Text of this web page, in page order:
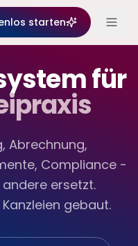
starten
Zeiterfassung, CRM,
für
Abrechnung,
Compliance -
ersetzt.
gebaut.